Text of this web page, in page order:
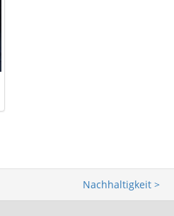
Nachhaltigkeit >